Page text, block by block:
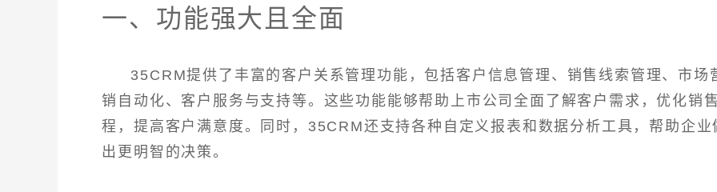
一、功能强大且全面
35CRM提供了丰富的客户关系管理功能，包括客户信息管理、销售线索管理、市场
销自动化、客户服务与支持等。这些功能能够帮助上市公司全面了解客户需求，优化销
程，提高客户满意度。同时，35CRM还支持各种自定义报表和数据分析工具，帮助企业
出更明智的决策。